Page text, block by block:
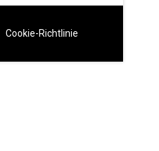
Cookie-Richtlinie